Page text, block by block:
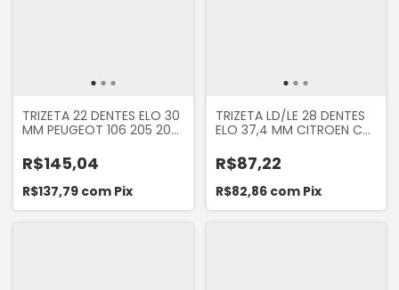
TRIZETA 22 DENTES ELO 30
MM PEUGEOT 106 205 206
SCENIC CLIO SANDERO
KANGOO LOGAN
R$145,04
R$137,79 com Pix
TRIZETA LD/LE 28 DENTES
ELO 37,4 MM CITROEN C3
R$87,22
R$82,86 com Pix